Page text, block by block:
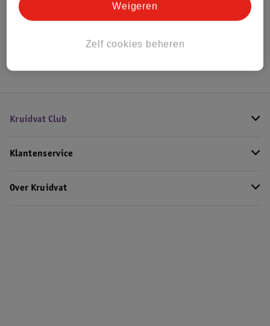
Alle Loopfietsen
Hoe controleren wij de reviews?
Kruidvat Club
Klantenservice
Over Kruidvat
Zelf cookies beheren
Weigeren